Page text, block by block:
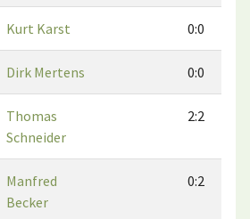
Kurt Karst 0:0
Dirk Mertens 0:0
Thomas
Schneider
2:2
Manfred
Becker
0:2